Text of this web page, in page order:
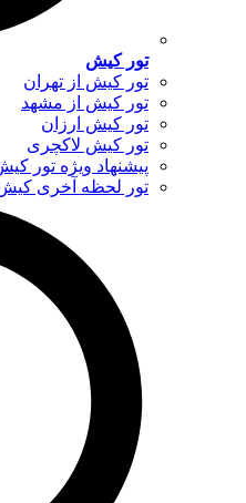
تور کیش
تور کیش از تهران
تور کیش از مشهد
تور کیش ارزان
تور کیش لاکچری
پیشنهاد ویژه تور کیش
تور لحظه آخری کیش